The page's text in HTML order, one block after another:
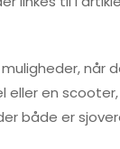
når
en
både er